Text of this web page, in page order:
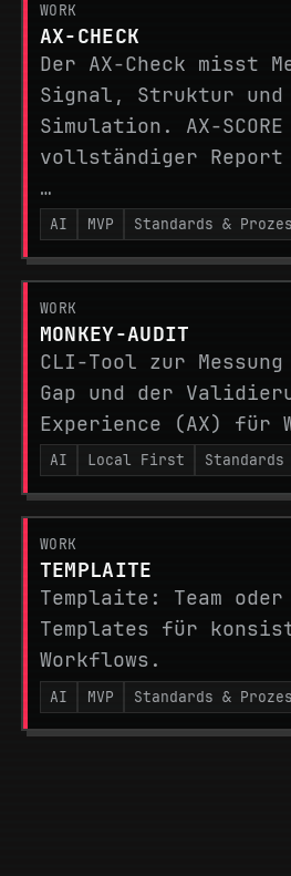
WORK
AX-CHECK
Der AX-Check misst
Signal, Struktur und
Simulation. AX-SCORE
vollständiger Report
…
AI MVP Standards &
WORK
MONKEY-AUDIT
CLI-Tool zur
Gap und der
Experience (AX) für
AI Local First Standards
WORK
TEMPLAITE
Templaite: Team
Templates für
Workflows.
AI MVP Standards &